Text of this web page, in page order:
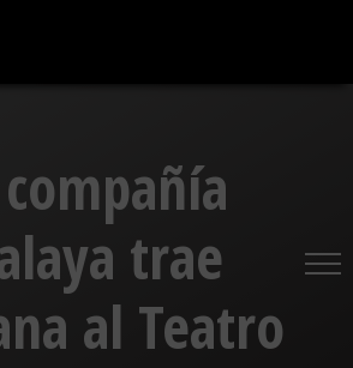
trae
al Teatro